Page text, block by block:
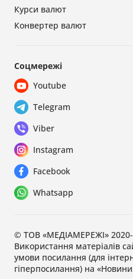
Курси валют
Конвертер валют
Соцмережі
Youtube
Telegram
Viber
Instagram
Facebook
Whatsapp
© ТОВ «МЕДІАМЕРЕЖІ»
Використання матеріалів
умови посилання (для
гіперпосилання) на